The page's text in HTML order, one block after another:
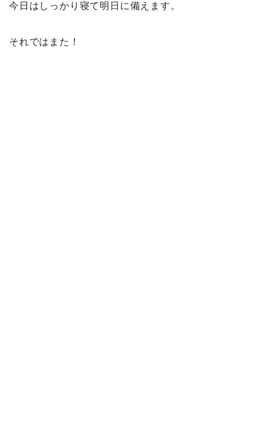
今日はしっかり寝て明日に備えます。
それではまた！